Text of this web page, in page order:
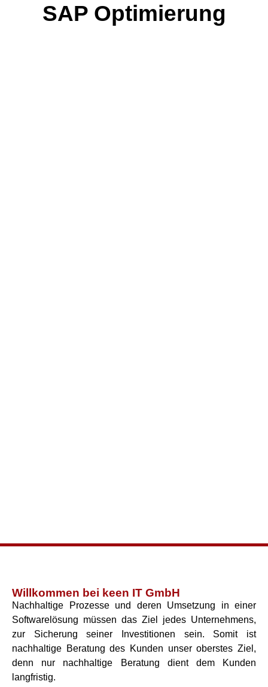
SAP Optimierung
Willkommen bei keen IT GmbH
Nachhaltige Prozesse und deren Umsetzung in einer
Softwarelösung müssen das Ziel jedes Unternehmens,
zur Sicherung seiner Investitionen sein. Somit ist
nachhaltige Beratung des Kunden unser oberstes Ziel,
denn nur nachhaltige Beratung dient dem Kunden
langfristig.